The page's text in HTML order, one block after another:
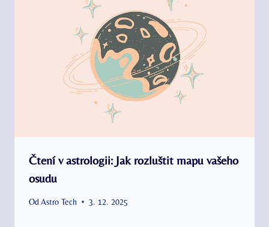
Čtení v astrologii: Jak rozluštit mapu vašeho
osudu
Od Astro Tech 3. 12. 2025